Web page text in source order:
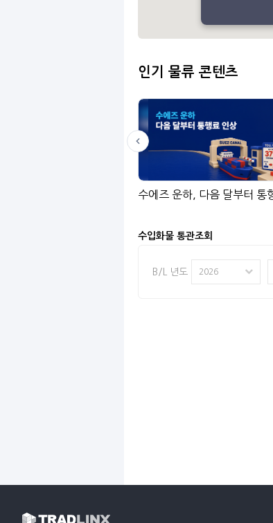
인기 물류 콘텐츠
LinGo
수입화물 통관조회
B/L 년도 2026